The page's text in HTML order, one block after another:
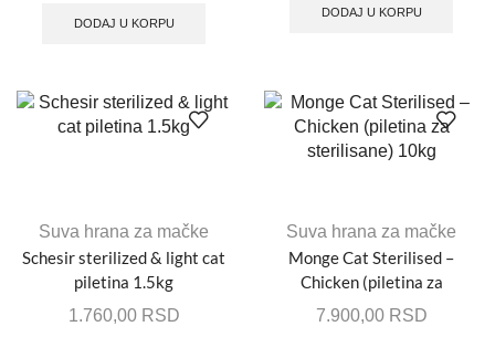
DODAJ U KORPU
DODAJ U KORPU
Suva hrana za mačke
Schesir sterilized & light cat
piletina 1.5kg
1.760,00 RSD
Suva hrana za mačke
Monge Cat Sterilised –
Chicken (piletina za
sterilisane) 10kg
7.900,00 RSD